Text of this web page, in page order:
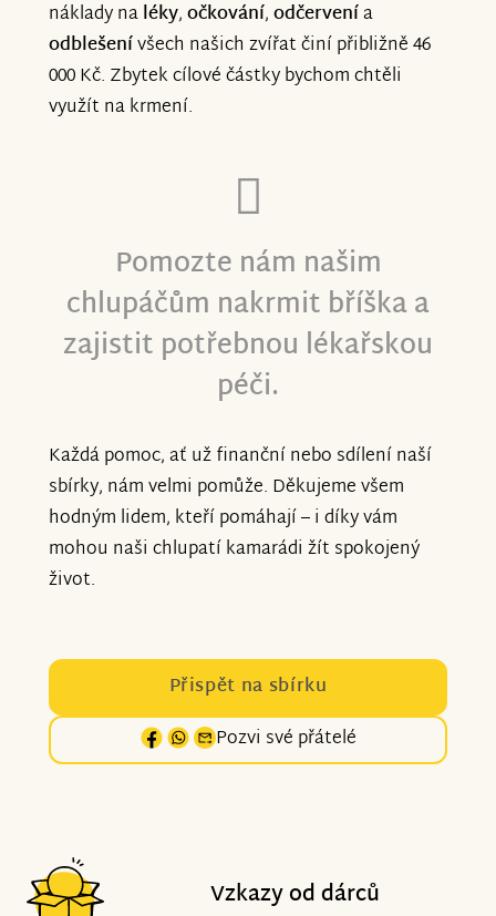
náklady naléky,očkování,odčervenía
odblešenívšech našich zvířat činí přibližně 46
000 Kč. Zbytek cílové částky bychom chtěli
využít na krmení.
Pomozte nám našim
chlupáčům nakrmit bříška a
zajistit potřebnou lékařskou
péči.
Každá pomoc, ať už finanční nebo sdílení naší
sbírky, nám velmi pomůže. Děkujeme všem
hodným lidem, kteří pomáhají – i díky vám
mohou naši chlupatí kamarádi žít spokojený
život.
Přispět na sbírku
Pozvi své přátelé
Vzkazy od dárců